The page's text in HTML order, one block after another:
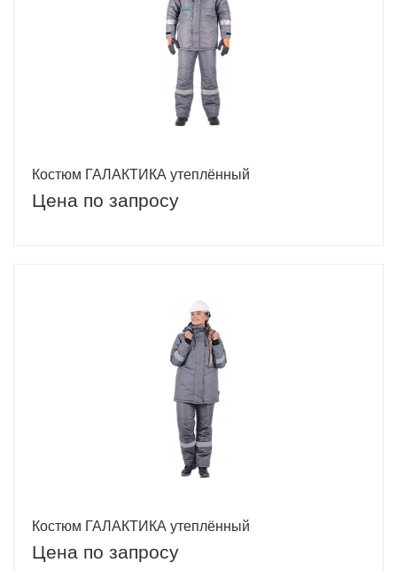
Костюм ГАЛАКТИКА утеплённый
Цена по запросу
Костюм ГАЛАКТИКА утеплённый
Цена по запросу